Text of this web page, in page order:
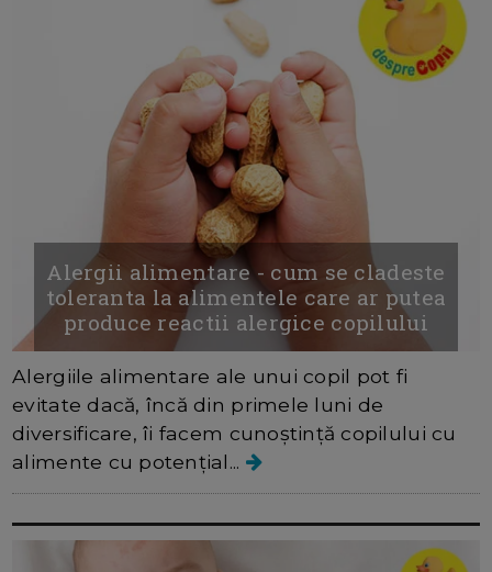
Alergii alimentare - cum se cladeste
toleranta la alimentele care ar putea
produce reactii alergice copilului
Alergiile alimentare ale unui copil pot fi
evitate dacă, încă din primele luni de
diversificare, îi facem cunoștință copilului cu
alimente cu potențial...